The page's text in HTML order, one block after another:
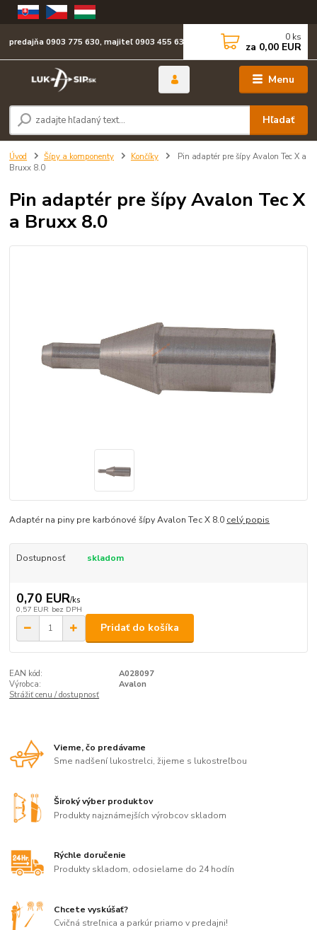
Menu
Hľadať
predajňa 0903 775 630, majiteľ 0903 455 630 0 ks
za 0,00 EUR
Úvod Šípy a komponenty Končíky
Pin adaptér pre šípy Avalon Tec X a
Bruxx 8.0
Pin adaptér pre šípy Avalon Tec X
a Bruxx 8.0
Adaptér na piny pre karbónové šípy Avalon Tec X 8.0 celý popis
Dostupnosť skladom
0,70 EUR/ks
0,57 EUR bez DPH
Pridať do košíka
EAN kód:
A028097
Výrobca:
Avalon
Strážiť cenu / dostupnosť
Vieme, čo predávame
Sme nadšení lukostrelci, žijeme s lukostreľbou
Široký výber produktov
Produkty najznámejších výrobcov skladom
Rýchle doručenie
Produkty skladom, odosielame do 24 hodín
Chcete vyskúšať?
Cvičná streľnica a parkúr priamo v predajni!